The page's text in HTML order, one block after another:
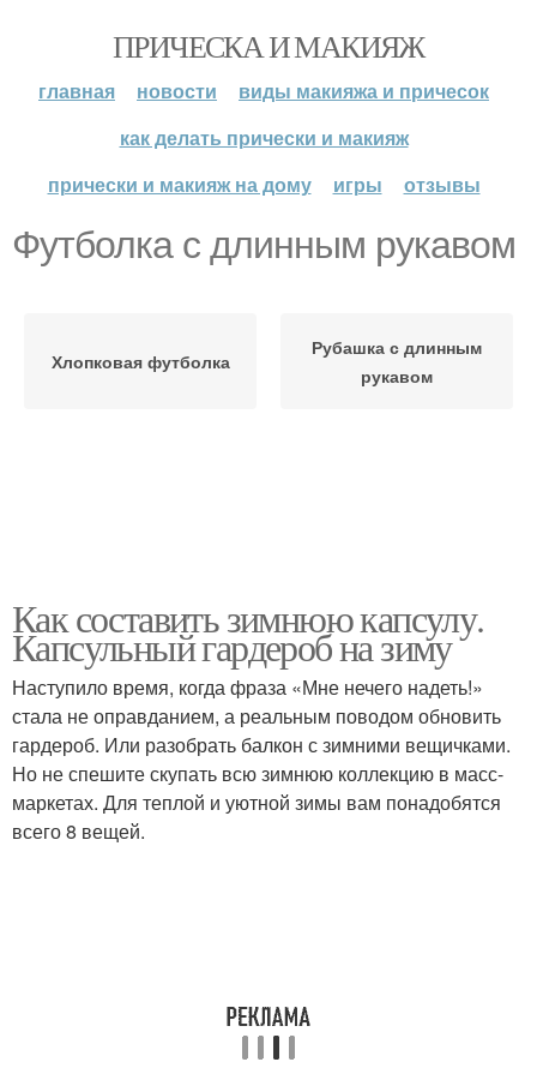
ПРИЧЕСКА И МАКИЯЖ
главная новости
виды макияжа и причесок
как делать прически и макияж
прически и макияж на дому
игры отзывы
Футболка с длинным рукавом
Хлопковая футболка
Рубашка с длинным
рукавом
Как составить зимнюю капсулу.
Капсульный гардероб на зиму
Наступило время, когда фраза «Мне нечего надеть!»
стала не оправданием, а реальным поводом обновить
гардероб. Или разобрать балкон с зимними вещичками.
Но не спешите скупать всю зимнюю коллекцию в масс-
маркетах. Для теплой и уютной зимы вам понадобятся
всего 8 вещей.